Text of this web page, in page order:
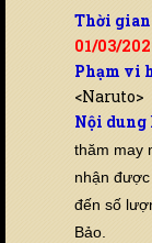
Thời gian
01/03/
Phạm vi
<Naruto>
Nội dung
thăm may
nhận
đến số
Bảo.